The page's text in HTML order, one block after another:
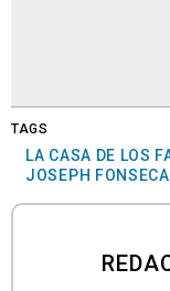
TAGS
LA CASA DE LOS
JOSEPH FONSECA